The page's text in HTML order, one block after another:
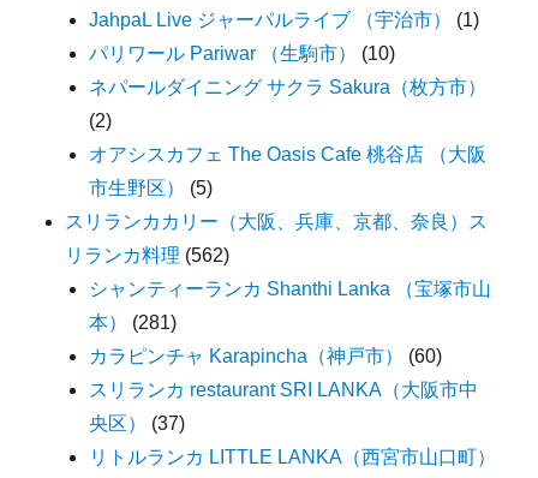
JahpaL Live ジャーパルライブ （宇治市）
(1)
パリワール Pariwar （生駒市）
(10)
ネパールダイニング サクラ Sakura（枚方市）
(2)
オアシスカフェ The Oasis Cafe 桃谷店 （大阪
市生野区）
(5)
スリランカカリー（大阪、兵庫、京都、奈良）ス
リランカ料理 (562)
シャンティーランカ Shanthi Lanka （宝塚市山
本）
(281)
カラピンチャ Karapincha（神戸市）
(60)
スリランカ restaurant SRI LANKA（大阪市中
央区）
(37)
リトルランカ LITTLE LANKA（西宮市山口町）